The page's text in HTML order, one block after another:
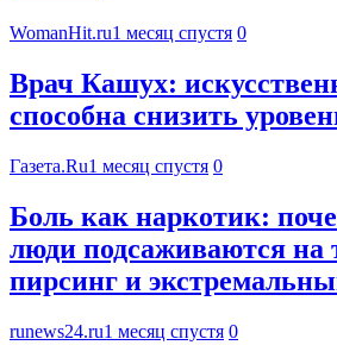
WomanHit.ru1 месяц спустя 0
Врач Кашух:
способна снизить
Газета.Ru1 месяц спустя 0
Боль как наркотик:
люди подсаживаются на
пирсинг и
runews24.ru1 месяц спустя 0